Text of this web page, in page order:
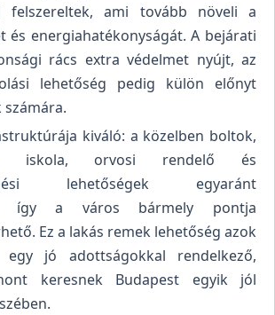
felszereltek, ami tovább növeli a
és energiahatékonyságát. A bejárati
rács extra védelmet nyújt, az
lehetőség pedig külön előnyt
kiváló: a közelben boltok,
iskola, orvosi rendelő és
lehetőségek egyaránt
így a város bármely pontja
Ez a lakás remek lehetőség azok
egy jó adottságokkal rendelkező,
keresnek Budapest egyik jól